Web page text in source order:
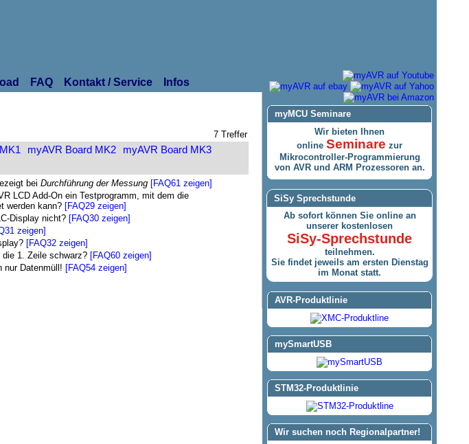
FAQ Kontakt / Service Infos
7 Treffer
myAVR Board MK2
myAVR Board MK3
bei Durchführung der Messung [FAQ61 zeigen]
LCD Add-On ein Testprogramm, mit dem die
werden kann? [FAQ29 zeigen]
Display nicht? [FAQ30 zeigen]
zeigen]
[FAQ32 zeigen]
1. Zeile schwarz? [FAQ60 zeigen]
nur Datenmüll! [FAQ54 zeigen]
myMCU Seminare
Wir bieten Ihnen
online Seminare zur
Mikrocontroller-Programmierung
von AVR und ARM Prozessoren an.
SiSy Sprechstunde
Ab sofort können Sie online an
unserer kostenlosen
SiSy-Sprechstunde
teilnehmen.
Sie findet jeweils am ersten Dienstag
im Monat statt.
AVR-Produktlinie
mySmartUSB
STM32-Produktlinie
Wir suchen noch Regionalpartner!